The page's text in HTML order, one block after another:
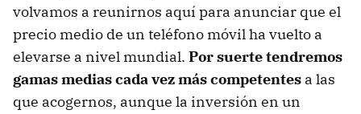
volvamos a reunirnos aquí para anunciar que el
precio medio de un teléfono móvil ha vuelto a
elevarse a nivel mundial. Por suerte tendremos
gamas medias cada vez más competentes a las
que acogernos, aunque la inversión en un